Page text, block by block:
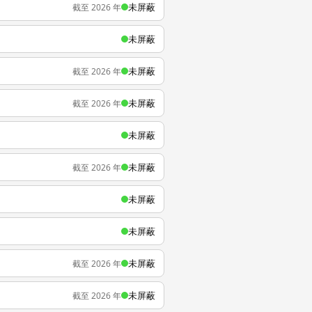
截至 2026 年 未屏蔽
未屏蔽
截至 2026 年 未屏蔽
截至 2026 年 未屏蔽
未屏蔽
截至 2026 年 未屏蔽
未屏蔽
未屏蔽
截至 2026 年 未屏蔽
截至 2026 年 未屏蔽